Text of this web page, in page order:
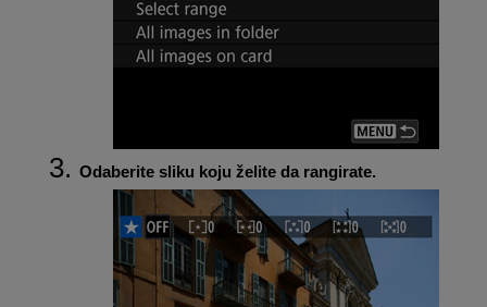
Odaberite sliku koju želite da rangirate.